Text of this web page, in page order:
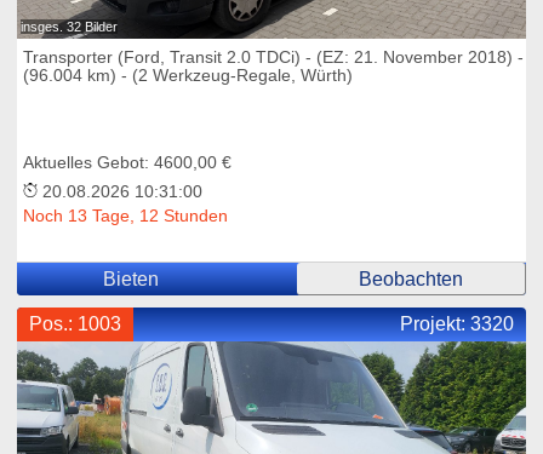
insges. 32 Bilder
Transporter (Ford, Transit 2.0 TDCi) - (EZ: 21. November 2018) -
(96.004 km) - (2 Werkzeug-Regale, Würth)
Aktuelles Gebot: 4600,00 €
20.08.2026 10:31:00
Noch 13 Tage, 12 Stunden
Bieten Beobachten
Pos.: 1003 Projekt:3320